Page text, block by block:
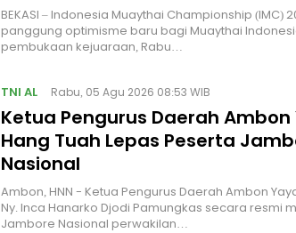
BEKASI – Indonesia Muaythai Championship (IMC)
panggung optimisme baru bagi Muaythai
pembukaan kejuaraan, Rabu…
TNI AL Rabu, 05 Agu 2026 08:53 WIB
Ketua Pengurus Daerah
Hang Tuah Lepas Peserta
Nasional
Ambon, HNN - Ketua Pengurus Daerah Ambon
Ny. Inca Hanarko Djodi Pamungkas secara resmi
Jambore Nasional perwakilan…